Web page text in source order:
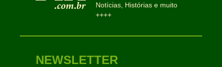
Notícias, Histórias e muito
++++
NEWSLETTER